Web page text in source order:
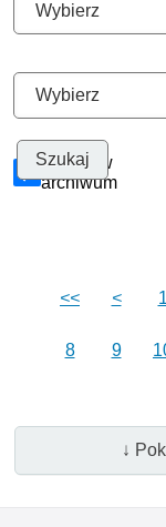
Szukaj w
archiwum
<< < 1
8 9
↓